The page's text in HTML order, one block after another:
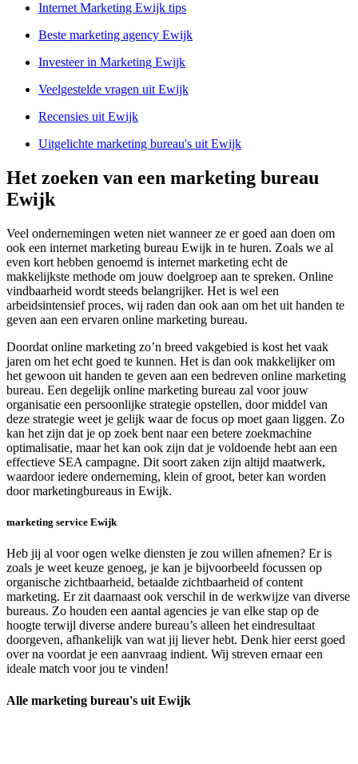
Internet Marketing Ewijk tips
Beste marketing agency Ewijk
Investeer in Marketing Ewijk
Veelgestelde vragen uit Ewijk
Recensies uit Ewijk
Uitgelichte marketing bureau's uit Ewijk
Het zoeken van een marketing bureau
Ewijk
Veel ondernemingen weten niet wanneer ze er goed aan doen om
ook een internet marketing bureau Ewijk in te huren. Zoals we al
even kort hebben genoemd is internet marketing echt de
makkelijkste methode om jouw doelgroep aan te spreken. Online
vindbaarheid wordt steeds belangrijker. Het is wel een
arbeidsintensief proces, wij raden dan ook aan om het uit handen te
geven aan een ervaren online marketing bureau.
Doordat online marketing zo’n breed vakgebied is kost het vaak
jaren om het echt goed te kunnen. Het is dan ook makkelijker om
het gewoon uit handen te geven aan een bedreven online marketing
bureau. Een degelijk online marketing bureau zal voor jouw
organisatie een persoonlijke strategie opstellen, door middel van
deze strategie weet je gelijk waar de focus op moet gaan liggen. Zo
kan het zijn dat je op zoek bent naar een betere zoekmachine
optimalisatie, maar het kan ook zijn dat je voldoende hebt aan een
effectieve SEA campagne. Dit soort zaken zijn altijd maatwerk,
waardoor iedere onderneming, klein of groot, beter kan worden
door marketingbureaus in Ewijk.
marketing service Ewijk
Heb jij al voor ogen welke diensten je zou willen afnemen? Er is
zoals je weet keuze genoeg, je kan je bijvoorbeeld focussen op
organische zichtbaarheid, betaalde zichtbaarheid of content
marketing. Er zit daarnaast ook verschil in de werkwijze van diverse
bureaus. Zo houden een aantal agencies je van elke stap op de
hoogte terwijl diverse andere bureau’s alleen het eindresultaat
doorgeven, afhankelijk van wat jij liever hebt. Denk hier eerst goed
over na voordat je een aanvraag indient. Wij streven ernaar een
ideale match voor jou te vinden!
Alle marketing bureau's uit Ewijk